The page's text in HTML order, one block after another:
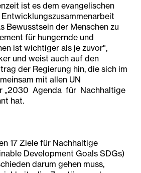
ist es dem evangelischen
Bewusstsein der Menschen zu
für hungernde und
ist wichtiger als je zuvor",
und weist auch auf den
der Regierung hin, die sich im
mit allen UN
„2030 Agenda für Nachhaltige
hat.
17 Ziele für Nachhaltige
Development Goals SDGs)
darum gehen muss,